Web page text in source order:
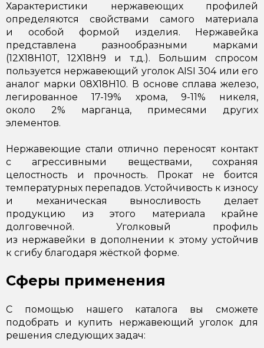
Характеристики нержавеющих профилей
определяются свойствами самого материала
и особой формой изделия. Нержавейка
представлена разнообразными марками
(12Х18Н10Т, 12Х18Н9 и т.д.). Большим спросом
пользуется нержавеющий уголок AISI 304 или его
аналог марки 08Х18Н10. В основе сплава железо,
легированное 17-19% хрома, 9-11% никеля,
около 2% марганца, примесями других
элементов.
Нержавеющие стали отлично переносят контакт
с агрессивными веществами, сохраняя
целостность и прочность. Прокат не боится
температурных перепадов. Устойчивость к износу
и механическая выносливость делает
продукцию из этого материала крайне
долговечной. Уголковый профиль
из нержавейки в дополнении к этому устойчив
к сгибу благодаря жёсткой форме.
Сферы применения
С помощью нашего каталога вы сможете
подобрать и купить нержавеющий уголок для
решения следующих задач: